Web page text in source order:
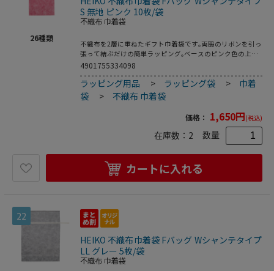
26種類
S 無地 ピンク 10枚/袋
不織布 巾着袋
不織布を2層に重ねたギフト巾着袋です｡両脇のリボンを引っ
張って結ぶだけの簡単ラッピング｡ベースのピンク色の上に
薄手の白を重ねることで､やさしく上品なイメージのギフト
容量があります｡●入数:10枚
4901755334098
ラッピング用品 > ラッピング袋 > 巾着
袋
> 不織布 巾着袋
価格： 1,650円(税込)
在庫数： 2 数量
カートに入れる
22
HEIKO 不織布巾着袋 Fバッグ Wシャンテタイプ
LL グレー 5枚/袋
不織布 巾着袋